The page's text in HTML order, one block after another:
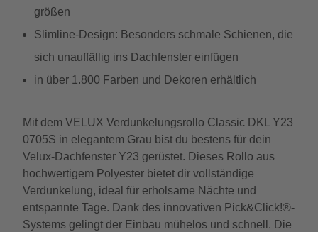
größen
Slimline-Design: Besonders schmale Schienen, die
sich unauffällig ins Dachfenster einfügen
in über 1.800 Farben und Dekoren erhältlich
Mit dem VELUX Verdunkelungsrollo Classic DKL Y23
0705S in elegantem Grau bist du bestens für dein
Velux-Dachfenster Y23 gerüstet. Dieses Rollo aus
hochwertigem Polyester bietet dir vollständige
Verdunkelung, ideal für erholsame Nächte und
entspannte Tage. Dank des innovativen Pick&Click!®-
Systems gelingt der Einbau mühelos und schnell. Die